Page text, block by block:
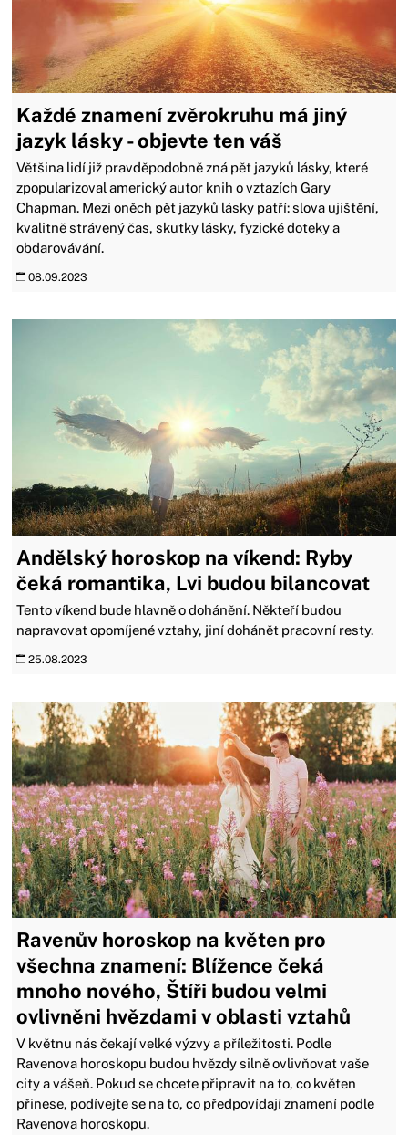
Každé znamení zvěrokruhu má jiný
jazyk lásky - objevte ten váš
Většina lidí již pravděpodobně zná pět jazyků lásky, které
zpopularizoval americký autor knih o vztazích Gary
Chapman. Mezi oněch pět jazyků lásky patří: slova ujištění,
kvalitně strávený čas, skutky lásky, fyzické doteky a
obdarovávání.
08.09.2023
Andělský horoskop na víkend: Ryby
čeká romantika, Lvi budou bilancovat
Tento víkend bude hlavně o dohánění. Někteří budou
napravovat opomíjené vztahy, jiní dohánět pracovní resty.
25.08.2023
Ravenův horoskop na květen pro
všechna znamení: Blížence čeká
mnoho nového, Štíři budou velmi
ovlivněni hvězdami v oblasti vztahů
V květnu nás čekají velké výzvy a příležitosti. Podle
Ravenova horoskopu budou hvězdy silně ovlivňovat vaše
city a vášeň. Pokud se chcete připravit na to, co květen
přinese, podívejte se na to, co předpovídají znamení podle
Ravenova horoskopu.